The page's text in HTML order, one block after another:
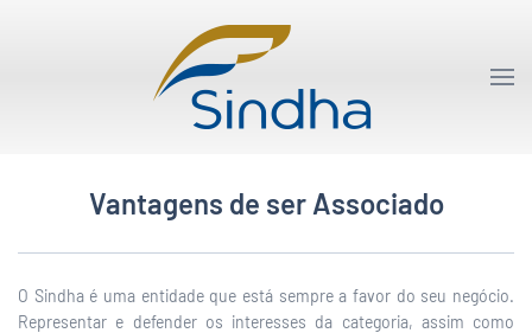
Vantagens de ser Associado
O Sindha é uma entidade que está sempre a favor do seu negócio.
Representar e defender os interesses da categoria, assim como